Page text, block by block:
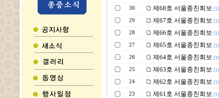
30 제68호 서울종친회보 [1]
29 제67호 서울종친회보 [1]
28 제66호 서울종친회보 [1]
27 제65호 서울종친회보 [1]
26 제64호 서울종친회보 [3]
25 제63호 서울종친회보 [1]
24 제62호 서울종친회보 [1]
23 제61호 서울종친회보 [1]